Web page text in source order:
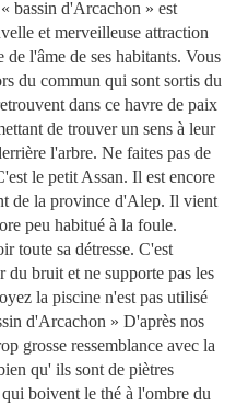
bassin d'Arcachon » est
et merveilleuse attraction
l'âme de ses habitants. Vous
du commun qui sont sortis du
dans ce havre de paix
de trouver un sens à leur
l'arbre. Ne faites pas de
le petit Assan. Il est encore
de la province d'Alep. Il vient
peu habitué à la foule.
toute sa détresse. C'est
du bruit et ne supporte pas les
la piscine n'est pas utilisé
d'Arcachon » D'après nos
grosse ressemblance avec la
qu' ils sont de piètres
boivent le thé à l'ombre du